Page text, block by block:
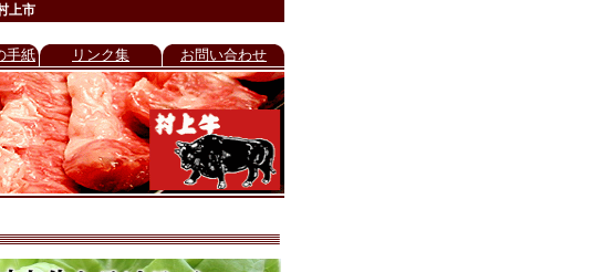
上市
手紙 リンク集 お問い合わせ